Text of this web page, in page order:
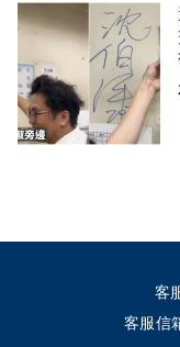
客
客服信